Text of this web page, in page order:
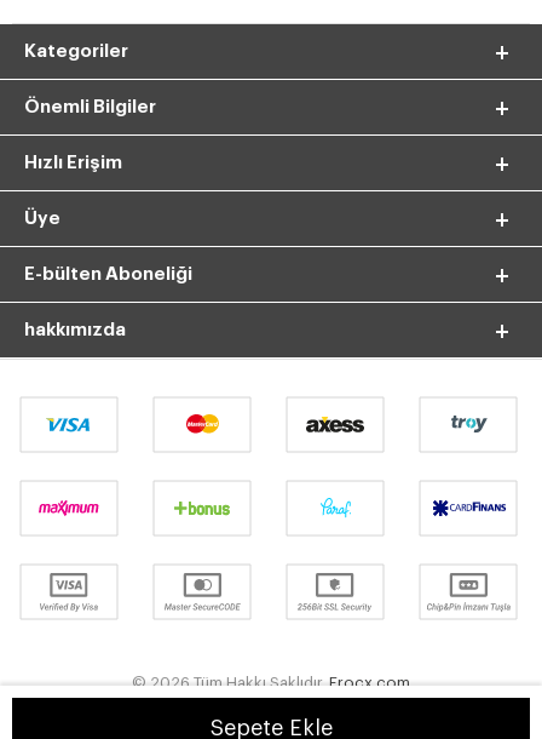
Sepete Ekle
Kategoriler
Önemli Bilgiler
Hızlı Erişim
Üye
E-bülten Aboneliği
hakkımızda
© 2026 Tüm Hakkı Saklıdır.Frocx.com